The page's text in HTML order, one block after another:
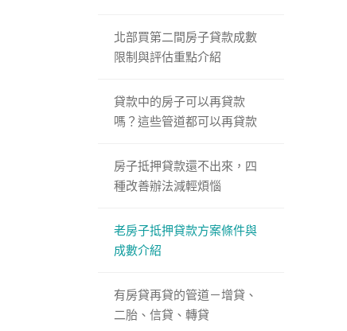
北部買第二間房子貸款成數
限制與評估重點介紹
貸款中的房子可以再貸款
嗎？這些管道都可以再貸款
房子抵押貸款還不出來，四
種改善辦法減輕煩惱
老房子抵押貸款方案條件與
成數介紹
有房貸再貸的管道－增貸、
二胎、信貸、轉貸